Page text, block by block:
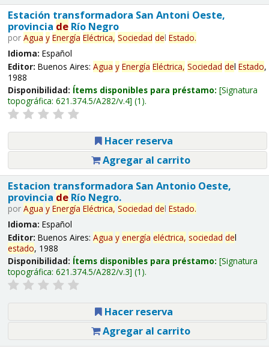
Estación transformadora San Antoni Oeste,
provincia deRío Negro
por Agua y Energía Eléctrica, Sociedad del Estado.
Idioma: Español
Editor: Buenos Aires: Agua y Energía Eléctrica, Sociedad del Estado,
1988
Disponibilidad: Ítems disponibles para préstamo: Signatura
topográfica: 621.374.5/A282/v.4 (1).
Hacer reserva
Agregar al carrito
Estacion transformadora San Antonio Oeste,
provincia deRío Negro.
por Agua y Energía Eléctrica, Sociedad del Estado.
Idioma: Español
Editor: Buenos Aires: Agua y energía eléctrica, sociedad del
estado, 1988
Disponibilidad: Ítems disponibles para préstamo: Signatura
topográfica: 621.374.5/A282/v.3 (1).
Hacer reserva
Agregar al carrito